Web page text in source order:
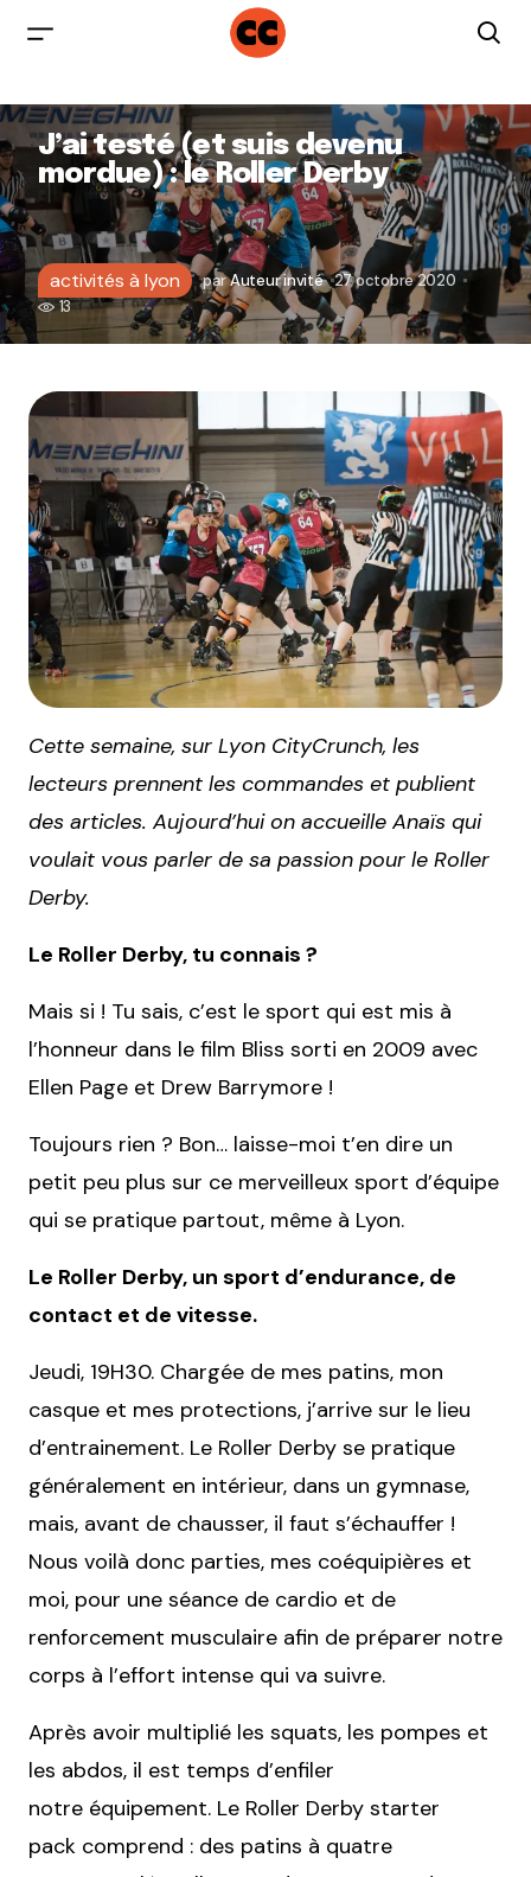
J’ai testé (et suis devenu
mordue) : le Roller Derby
activités à lyon parAuteur invité 27 octobre 2020
13
Cette semaine, sur Lyon CityCrunch, les
lecteurs prennent les commandes et publient
des articles. Aujourd’hui on accueille Anaïs qui
voulait vous parler de sa passion pour le Roller
Derby.
Le Roller Derby, tu connais ?
Mais si ! Tu sais, c’est le sport qui est mis à
l’honneur dans le film Bliss sorti en 2009 avec
Ellen Page et Drew Barrymore !
Toujours rien ? Bon… laisse-moi t’en dire un
petit peu plus sur ce merveilleux sport d’équipe
qui se pratique partout, même à Lyon.
Le Roller Derby, un sport d’endurance, de
contact et de vitesse.
Jeudi, 19H30. Chargée de mes patins, mon
casque et mes protections, j’arrive sur le lieu
d’entrainement. Le Roller Derby se pratique
généralement en intérieur, dans un gymnase,
mais, avant de chausser, il faut s’échauffer !
Nous voilà donc parties, mes coéquipières et
moi, pour une séance de cardio et de
renforcement musculaire afin de préparer notre
corps à l’effort intense qui va suivre.
Après avoir multiplié les squats, les pompes et
les abdos, il est temps d’enfiler
notre équipement. Le Roller Derby starter
pack comprend : des patins à quatre